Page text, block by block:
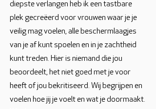
diepste verlangen heb ik een tastbare
plek gecreëerd voor vrouwen waar je je
veilig mag voelen, alle beschermlaagjes
van je af kunt spoelen en in je zachtheid
kunt treden. Hier is niemand die jou
beoordeelt, het niet goed met je voor
heeft of jou bekritiseerd. Wij begrijpen en
voelen hoe jij je voelt en wat je doormaakt.